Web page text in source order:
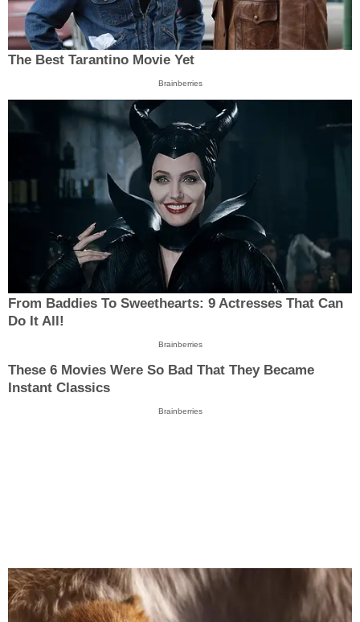
The Best Tarantino Movie Yet
Brainberries
From Baddies To Sweethearts: 9 Actresses That Can
Do It All!
Brainberries
These 6 Movies Were So Bad That They Became
Instant Classics
Brainberries